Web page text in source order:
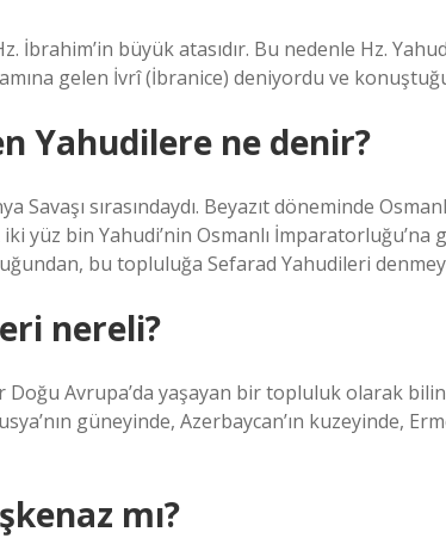
İbrahim’in büyük atasıdır. Bu nedenle Hz.
gelen İvrî (İbranice) deniyordu ve
Yahudilere ne denir?
Savaşı sırasındaydı. Beyazıt döneminde
yüz bin Yahudi’nin Osmanlı İmparatorluğu’na
bu topluluğa Sefarad Yahudileri
nereli?
Doğu Avrupa’da yaşayan bir topluluk olarak
güneyinde, Azerbaycan’ın kuzeyinde,
mı?